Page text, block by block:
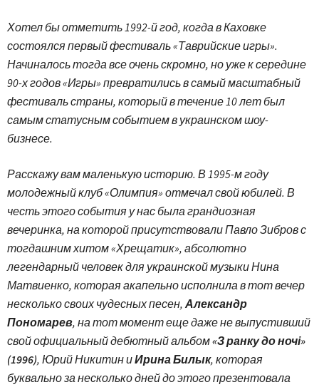
Хотел бы отметить 1992-й год, когда в Каховке
состоялся первый фестиваль «Таврийские игры».
Начиналось тогда все очень скромно, но уже к середине
90-х годов «Игры» превратились в самый масштабный
фестиваль страны, который в течение 10 лет был
самым статусным событием в украинском шоу-
бизнесе.
Расскажу вам маленькую историю. В 1995-м году
молодежный клуб «Олимпия» отмечал свой юбилей. В
честь этого события у нас была грандиозная
вечеринка, на которой присутствовали Павло Зибров с
тогдашним хитом «Хрещатик», абсолютно
легендарный человек для украинской музыки Нина
Матвиенко, которая акапельно исполнила в тот вечер
несколько своих чудесных песен, Александр
Пономарев, на тот момент еще даже не выпустивший
свой официальный дебютный альбом«З ранку до ночі»
(1996), Юрий Никитин иИрина Билык, которая
буквально за несколько дней до этого презентовала